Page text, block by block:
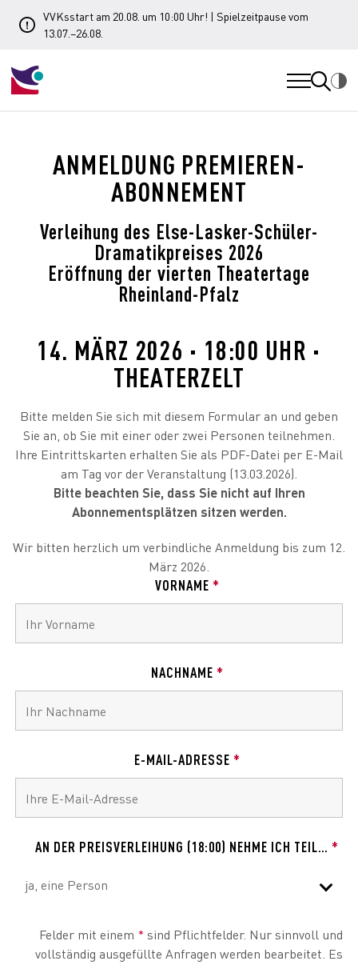
VVKsstart am 20.08. um 10:00 Uhr! | Spielzeitpause vom
13.07.–26.08.
ANMELDUNG PREMIEREN-
ABONNEMENT
Verleihung des Else-Lasker-Schüler-
Dramatikpreises 2026
Eröffnung der vierten Theatertage
Rheinland-Pfalz
14. MÄRZ 2026 · 18:00 UHR ·
THEATERZELT
Bitte melden Sie sich mit diesem Formular an und geben
Sie an, ob Sie mit einer oder zwei Personen teilnehmen.
Ihre Eintrittskarten erhalten Sie als PDF-Datei per E-Mail
am Tag vor der Veranstaltung (13.03.2026).
Bitte beachten Sie, dass Sie nicht auf Ihren
Abonnementsplätzen sitzen werden.
Wir bitten herzlich um verbindliche Anmeldung bis zum 12.
März 2026.
VORNAME *
NACHNAME *
E-MAIL-ADRESSE *
AN DER PREISVERLEIHUNG (18:00) NEHME ICH TEIL… *
Felder mit einem * sind Pflichtfelder. Nur sinnvoll und
vollständig ausgefüllte Anfragen werden bearbeitet. Es